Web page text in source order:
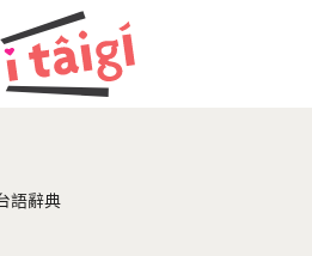
語辭典